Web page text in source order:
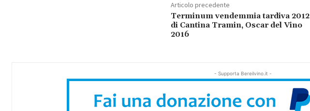
Articolo precedente
Terminum vendemmia tardiva 2012
di Cantina Tramin, Oscar del Vino
2016
- Supporta Bereilvino.it -